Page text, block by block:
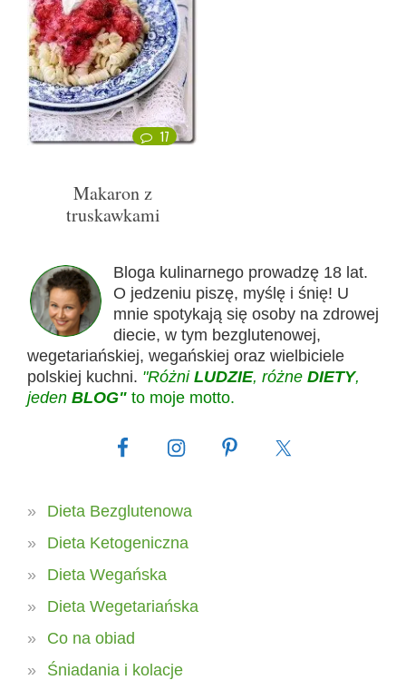
17
Makaron z
truskawkami
Bloga kulinarnego prowadzę 18 lat.
O jedzeniu piszę, myślę i śnię! U
mnie spotykają się osoby na zdrowej
diecie, w tym bezglutenowej,
wegetariańskiej, wegańskiej oraz wielbiciele
polskiej kuchni. "Różni LUDZIE, różne DIETY,
jeden BLOG" to moje motto.
Dieta Bezglutenowa
Dieta Ketogeniczna
Dieta Wegańska
Dieta Wegetariańska
Co na obiad
Śniadania i kolacje